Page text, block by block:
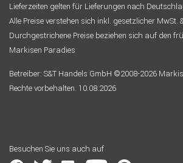
Lieferzeiten gelten für Lieferungen nach
Alle Preise verstehen sich inkl. gesetzlicher MwSt.
Durchgestrichene Preise beziehen sich auf den
Markisen Paradies
Betreiber: S&T Handels GmbH ©2008-2026
Rechte vorbehalten. 10.08.2026
Besuchen Sie uns auch auf